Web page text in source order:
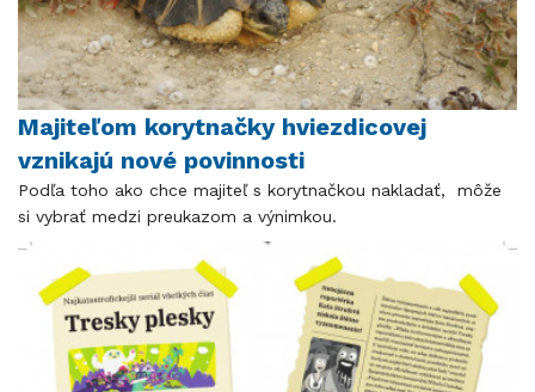
Majiteľom korytnačky hviezdicovej
vznikajú nové povinnosti
Podľa toho ako chce majiteľ s korytnačkou nakladať, môže
si vybrať medzi preukazom a výnimkou.